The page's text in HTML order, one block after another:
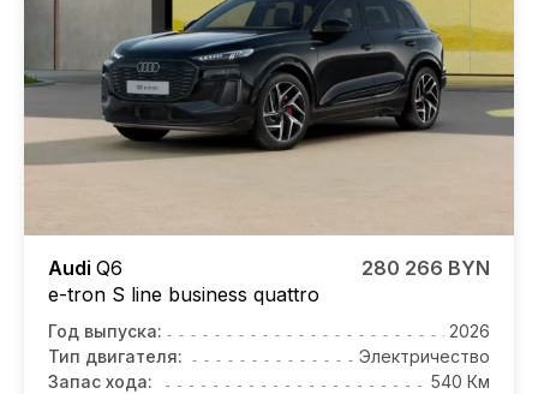
Audi Q6
e-tron S line business quattro
280 266 BYN
Год выпуска:
2026
Тип двигателя:
Электричество
Запас хода:
540 Км